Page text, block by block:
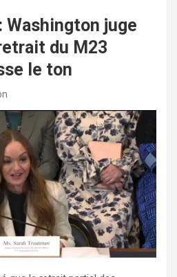
Washington juge
du M23
le ton